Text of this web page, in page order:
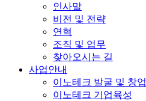
인사말
비전 및 전략
연혁
조직 및 업무
찾아오시는 길
사업안내
이노테크 발굴 및 창업
이노테크 기업육성